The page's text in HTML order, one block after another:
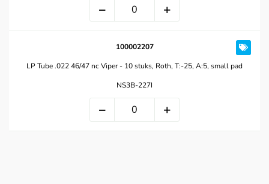
100002207
LP Tube .022 46/47 nc Viper - 10 stuks, Roth, T:-25, A:5, small pad
NS3B-227I